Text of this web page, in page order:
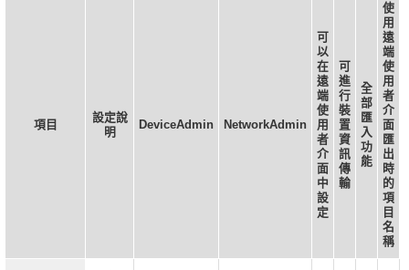
項目
設定說
明
DeviceAdmin NetworkAdmin
可
以
在
遠
端
使
用
者
介
面
中
設
定
可
進
行
裝
置
資
訊
傳
輸
全
部
匯
入
功
能
使
用
遠
端
使
用
者
介
面
匯
出
時
的
項
目
名
稱